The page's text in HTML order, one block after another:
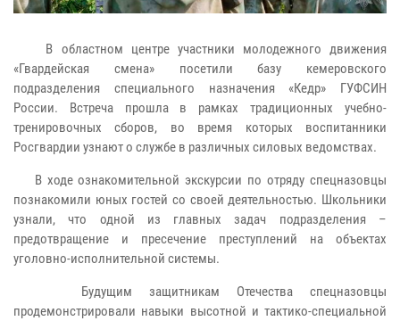
В областном центре участники молодежного движения
«Гвардейская смена» посетили базу кемеровского
подразделения специального назначения «Кедр» ГУФСИН
России. Встреча прошла в рамках традиционных учебно-
тренировочных сборов, во время которых воспитанники
Росгвардии узнают о службе в различных силовых ведомствах.
В ходе ознакомительной экскурсии по отряду спецназовцы
познакомили юных гостей со своей деятельностью. Школьники
узнали, что одной из главных задач подразделения –
предотвращение и пресечение преступлений на объектах
уголовно-исполнительной системы.
Будущим защитникам Отечества спецназовцы
продемонстрировали навыки высотной и тактико-специальной